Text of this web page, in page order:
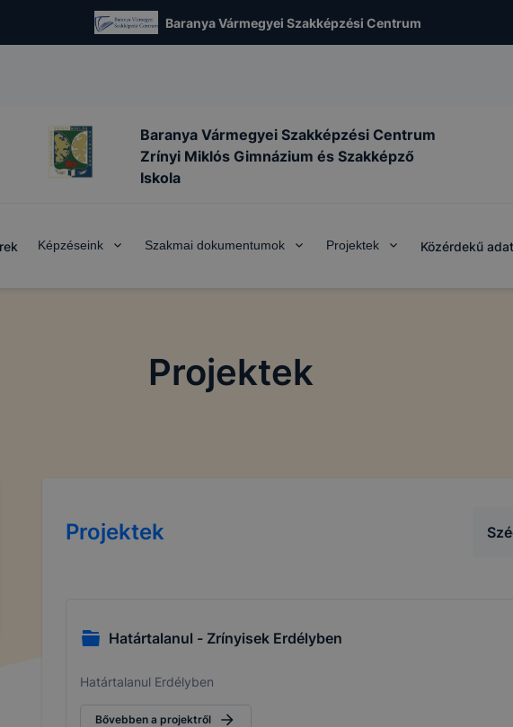
Baranya Vármegyei Szakképzési Centrum
Baranya Vármegyei Szakképzési Centrum
Zrínyi Miklós Gimnázium és Szakképző
Iskola
Képzéseink Szakmai dokumentumok Projektek Közérdekű
Projektek
Projektek
Határtalanul - Zrínyisek Erdélyben
Határtalanul Erdélyben
Bővebben a projektről